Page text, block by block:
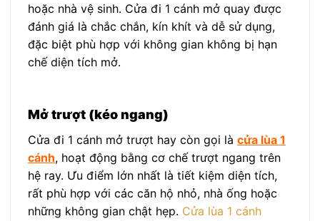
hoặc nhà vệ sinh. Cửa đi 1 cánh mở quay được
đánh giá là chắc chắn, kín khít và dễ sử dụng,
đặc biệt phù hợp với không gian không bị hạn
chế diện tích mở.
Mở trượt (kéo ngang)
Cửa đi 1 cánh mở trượt hay còn gọi là cửa lùa 1
cánh, hoạt động bằng cơ chế trượt ngang trên
hệ ray. Ưu điểm lớn nhất là tiết kiệm diện tích,
rất phù hợp với các căn hộ nhỏ, nhà ống hoặc
những không gian chật hẹp. Cửa lùa 1 cánh